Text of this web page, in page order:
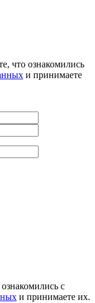
что ознакомились
и принимаете
с
и принимаете их.